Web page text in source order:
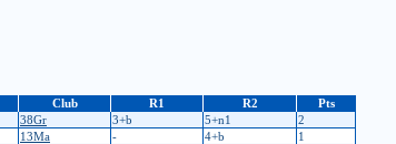
Club R1 R2
Pts
38Gr 3+b 5+n1
2
13Ma - 4+b
1